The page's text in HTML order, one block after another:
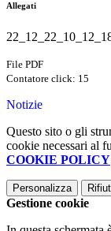
Allegati
File PDF
Contatore click: 15
Notizie
Questo sito o gli
cookie necessari al
COOKIE POLICY
Personalizza
Gestione cookie